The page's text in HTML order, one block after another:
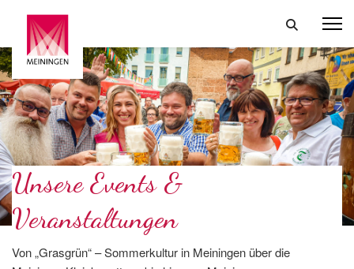
Unsere Events &
Veranstaltungen
Von „Grasgrün“ – Sommerkultur in Meiningen über die